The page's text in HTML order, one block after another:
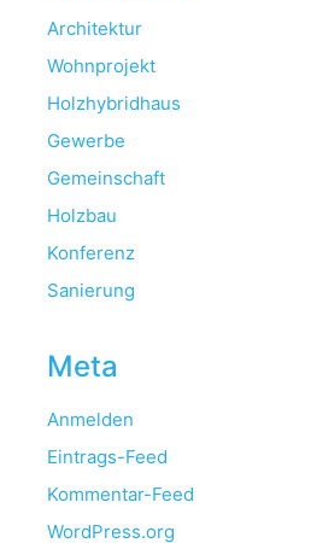
Architektur
Wohnprojekt
Holzhybridhaus
Gewerbe
Gemeinschaft
Holzbau
Konferenz
Sanierung
Meta
Anmelden
Eintrags-Feed
Kommentar-Feed
WordPress.org